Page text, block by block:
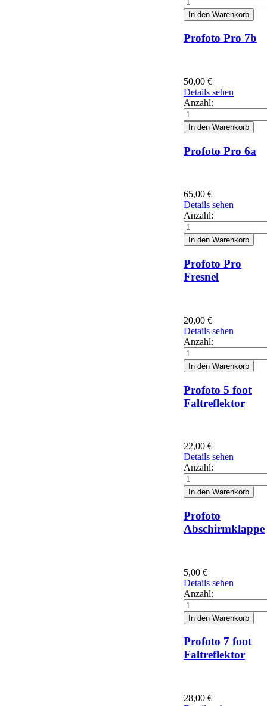
Profoto Pro 7b
50,00 €
Details sehen
Anzahl:
Profoto Pro 6a
65,00 €
Details sehen
Anzahl:
Profoto Pro
Fresnel
20,00 €
Details sehen
Anzahl:
Profoto 5 foot
Faltreflektor
22,00 €
Details sehen
Anzahl:
Profoto
Abschirmklappe
5,00 €
Details sehen
Anzahl:
Profoto 7 foot
Faltreflektor
28,00 €